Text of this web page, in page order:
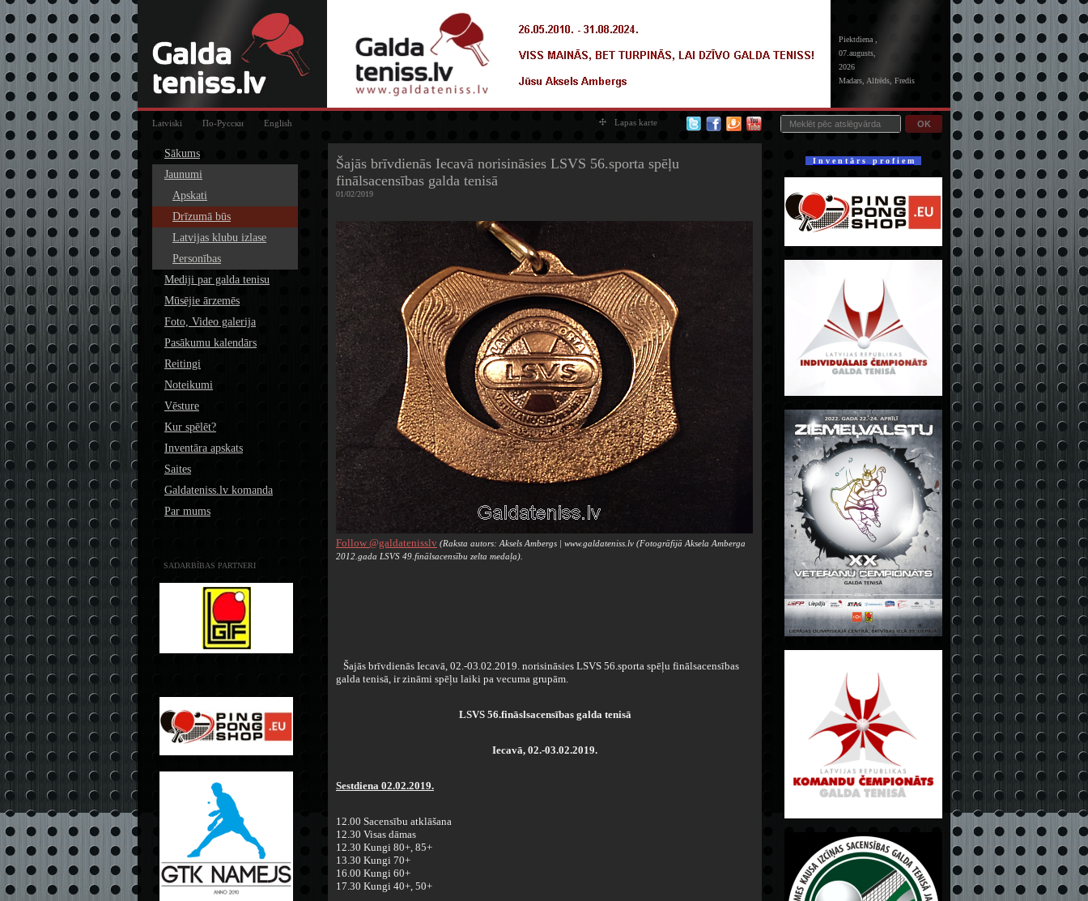
Piektdiena ,
07.augusts,
2026
Madars, Alfrēds, Fredis
OK
Latviski По-Русски English Lapas karte
Sākums
Jaunumi
Apskati
Drīzumā būs
Latvijas klubu izlase
Personības
Mediji par galda tenisu
Mūsējie ārzemēs
Foto, Video galerija
Pasākumu kalendārs
Reitingi
Noteikumi
Vēsture
Kur spēlēt?
Inventāra apskats
Saites
Galdateniss.lv komanda
Par mums
SADARBĪBAS PARTNERI
Šajās brīvdienās Iecavā norisināsies LSVS 56.sporta spēļu
finālsacensības galda tenisā
01/02/2019
Follow @galdatenisslv (Raksta autors: Aksels Ambergs | www.galdateniss.lv (Fotogrāfijā Aksela Amberga
2012.gada LSVS 49.finālsacensību zelta medaļa).
Šajās brīvdienās Iecavā, 02.-03.02.2019. norisināsies LSVS 56.sporta spēļu finālsacensības
galda tenisā, ir zināmi spēļu laiki pa vecuma grupām.
LSVS 56.fināslsacensības galda tenisā
Iecavā, 02.-03.02.2019.
Sestdiena 02.02.2019.
12.00 Sacensību atklāšana
12.30 Visas dāmas
12.30 Kungi 80+, 85+
13.30 Kungi 70+
16.00 Kungi 60+
17.30 Kungi 40+, 50+
I n v e n t ā r s p r o f i e m